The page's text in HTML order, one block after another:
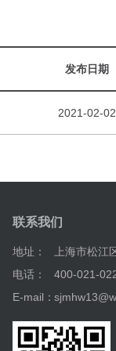
发布日期
2021-02-02
联系我们
地址：
上海市松江
电话：
400-021-
E-mail：